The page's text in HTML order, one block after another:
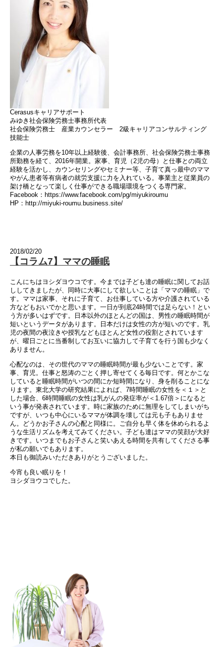
Cerasusキャリアサポート
みゆき社会保険労務士事務所代表
社会保険労務士 産業カウンセラー 2級キャリアコンサルティング
技能士
企業の人事労務を10年以上経験後、会計事務所、社会保険労務士事務
所勤務を経て、2016年開業。家事、育児（2児の母）と仕事との両立
経験を活かし、カウンセリングやセミナー等、子育て真っ最中のママ
やがん患者等有病者の就労支援に力を入れている。事業主と従業員の
架け橋となって楽しく仕事ができる職場環境をつくる専門家。
Facebook：https://www.facebook.com/pg/miyukiroumu
HP：http://miyuki-roumu.business.site/
2018/02/20
【コラム7】ママの睡眠
こんにちはヨシダヨウコです。今までは子ども達の睡眠に関してお話
ししてきましたが、同時に大事にして欲しいことは「ママの睡眠」で
す。ママは家事、それに子育て、お仕事している方や介護されている
方などもおいでかと思います。一日が到底24時間では足らない！とい
う方が多いはずです。日本以外のほとんどの国は、男性の睡眠時間が
短いというデータがあります。日本だけは女性の方が短いのです。乳
児の夜間の夜泣きや授乳などもほとんど女性の役割とされています
が、曜日ごとに当番制してお互いに協力して子育てを行う国も少なく
ありません。
心配なのは、その世代のママの睡眠時間が最も少ないことです。家
事、育児。仕事と怒涛のごとく押し寄せてくる毎日です。何とかこな
していると睡眠時間がいつの間にか短時間になり、身を削ることにな
ります。東北大学の研究結果によれば、7時間睡眠の女性を＜１＞と
した場合、6時間睡眠の女性は乳がんの発症率が＜1.67倍＞になると
いう事が発表されています。時に家族のために無理をしてしまいがち
ですが、いつも中心にいるママが体調を壊しては元も子もありませ
ん。どうかお子さんの心配と同様に。ご自分も早く体を休められるよ
うな生活リズムを考えてみてください。子ども達はママの笑顔が大好
きです。いつまでもお子さんと笑いあえる時間を共有してくださる事
が私の願いでもあります。
本日も御読みいただきありがとうございました。
今宵も良い眠りを！
ヨシダヨウコでした。